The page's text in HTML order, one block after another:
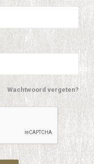
Wachtwoord vergeten?